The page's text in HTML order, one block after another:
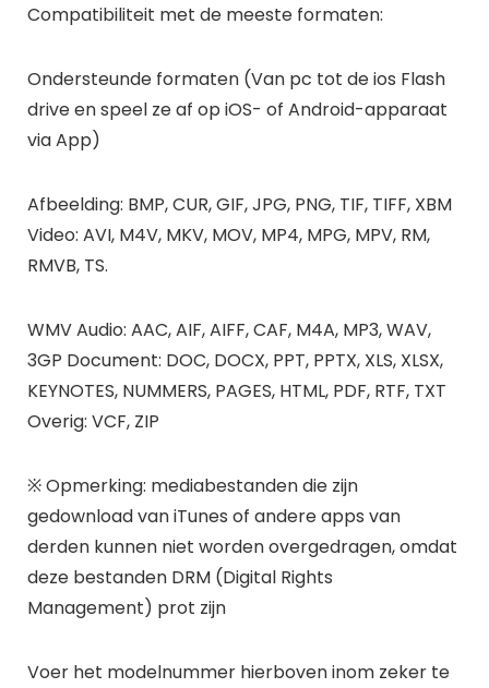
Compatibiliteit met de meeste formaten:
Ondersteunde formaten (Van pc tot de ios Flash
drive en speel ze af op iOS- of Android-apparaat
via App)
Afbeelding: BMP, CUR, GIF, JPG, PNG, TIF, TIFF, XBM
Video: AVI, M4V, MKV, MOV, MP4, MPG, MPV, RM,
RMVB, TS.
WMV Audio: AAC, AIF, AIFF, CAF, M4A, MP3, WAV,
3GP Document: DOC, DOCX, PPT, PPTX, XLS, XLSX,
KEYNOTES, NUMMERS, PAGES, HTML, PDF, RTF, TXT
Overig: VCF, ZIP
※ Opmerking: mediabestanden die zijn
gedownload van iTunes of andere apps van
derden kunnen niet worden overgedragen, omdat
deze bestanden DRM (Digital Rights
Management) prot zijn
Voer het modelnummer hierboven inom zeker te